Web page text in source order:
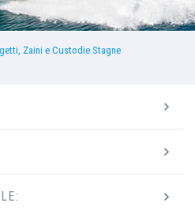
Zaini e Custodie Stagne